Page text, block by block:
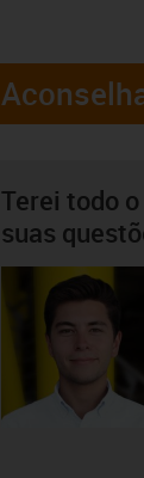
Terei todo
suas